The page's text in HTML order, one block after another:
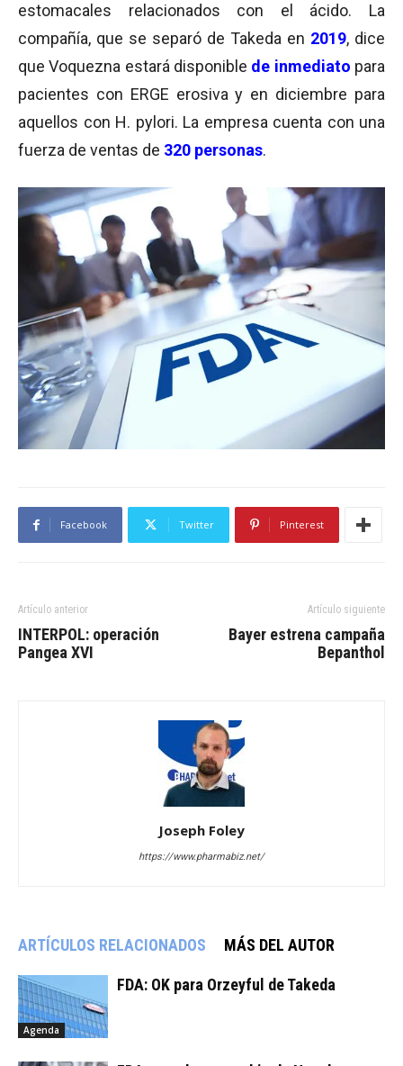
estomacales relacionados con el ácido. La
compañía, que se separó de Takeda en 2019, dice
que Voquezna estará disponible de inmediato para
pacientes con ERGE erosiva y en diciembre para
aquellos con H. pylori. La empresa cuenta con una
fuerza de ventas de 320 personas.
Facebook Twitter Pinterest
Artículo anterior
INTERPOL: operación
Pangea XVI
Artículo siguiente
Bayer estrena campaña
Bepanthol
Joseph Foley
https://www.pharmabiz.net/
ARTÍCULOS RELACIONADOS MÁS DEL AUTOR
Agenda
FDA: OK para Orzeyful de Takeda